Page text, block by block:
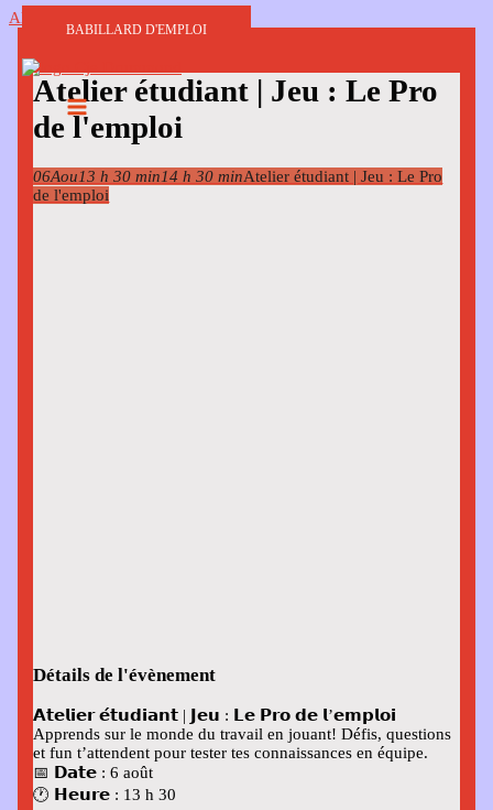
Aller au contenu
BABILLARD D'EMPLOI
Atelier étudiant | Jeu : Le Pro
de l'emploi
06Aou13 h 30 min14 h 30 minAtelier étudiant | Jeu : Le Pro
de l'emploi
Détails de l'évènement
𝗔𝘁𝗲𝗹𝗶𝗲𝗿 𝗲́𝘁𝘂𝗱𝗶𝗮𝗻𝘁 | 𝗝𝗲𝘂 : 𝗟𝗲 𝗣𝗿𝗼 𝗱𝗲 𝗹’𝗲𝗺𝗽𝗹𝗼𝗶
Apprends sur le monde du travail en jouant! Défis, questions
et fun t’attendent pour tester tes connaissances en équipe.
📅 𝗗𝗮𝘁𝗲 : 6 août
🕐 𝗛𝗲𝘂𝗿𝗲 : 13 h 30